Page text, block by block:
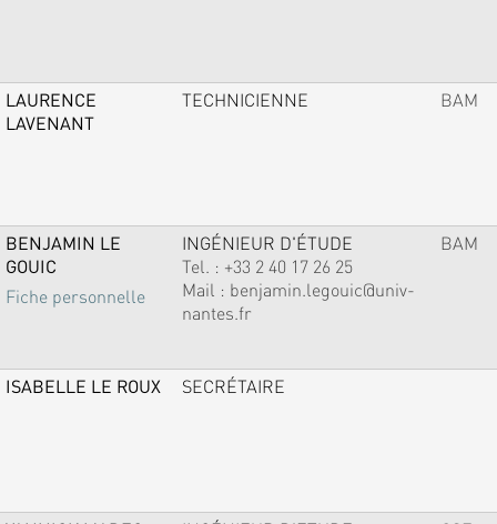
LAURENCE
LAVENANT
TECHNICIENNE BAM
BENJAMIN LE
GOUIC
Fiche personnelle
INGÉNIEUR D'ÉTUDE
Tel. : +33 2 40 17 26 25
Mail : benjamin.legouic@univ-
nantes.fr
BAM
ISABELLE LE ROUX SECRÉTAIRE